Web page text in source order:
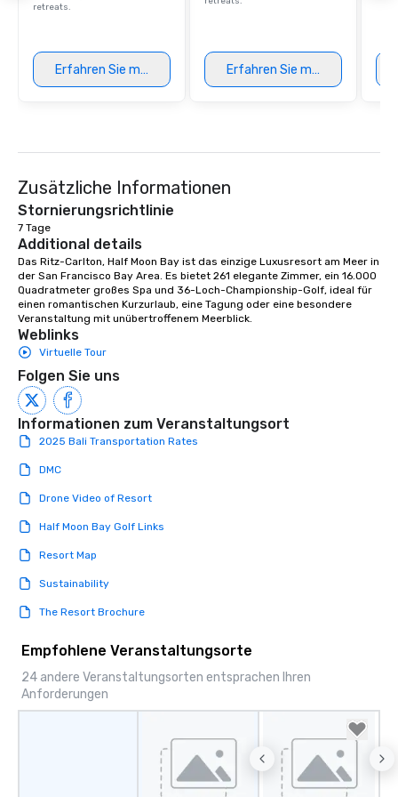
retreats.
Erfahren Sie mehr Erfahren Sie mehr
Zusätzliche Informationen
Stornierungsrichtlinie
7 Tage
Additional details
Das Ritz-Carlton, Half Moon Bay ist das einzige Luxusresort am Meer in
der San Francisco Bay Area. Es bietet 261 elegante Zimmer, ein 16.000
Quadratmeter großes Spa und 36-Loch-Championship-Golf, ideal für
einen romantischen Kurzurlaub, eine Tagung oder eine besondere
Veranstaltung mit unübertroffenem Meerblick.
Weblinks
Virtuelle Tour
Folgen Sie uns
Informationen zum Veranstaltungsort
2025 Bali Transportation Rates
DMC
Drone Video of Resort
Half Moon Bay Golf Links
Resort Map
Sustainability
The Resort Brochure
Empfohlene Veranstaltungsorte
24 andere Veranstaltungsorten entsprachen Ihren
Anforderungen